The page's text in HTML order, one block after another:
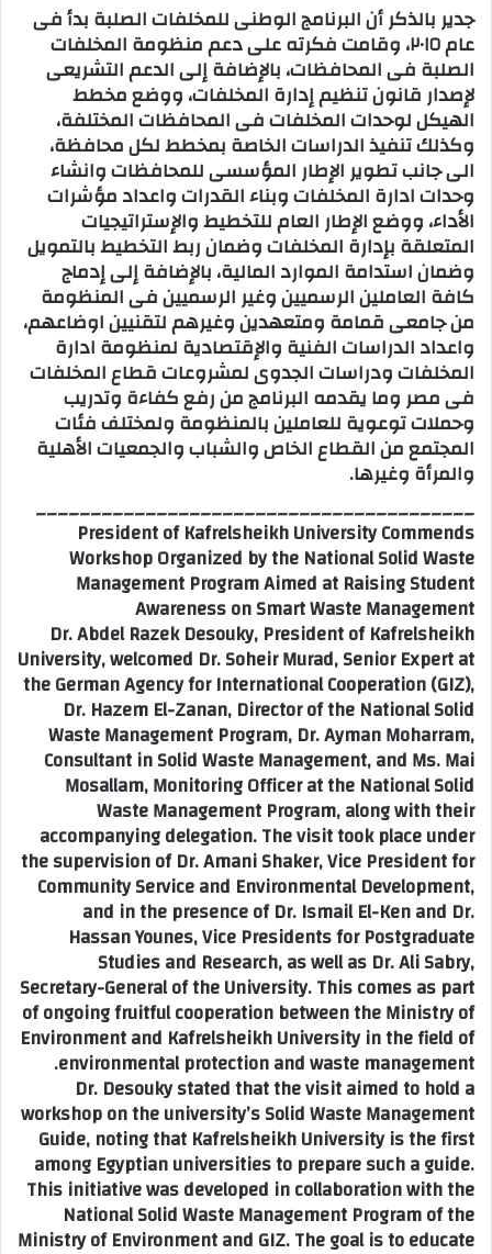
جدير بالذكر أن البرنامج الوطنى للمخلفات الصلبة بدأ فى
عام ٢٠١٥، وقامت فكرته على دعم منظومة المخلفات
الصلبة فى المحافظات، بالإضافة إلى الدعم التشريعى
لإصدار قانون تنظيم إدارة المخلفات، ووضع مخطط
الهيكل لوحدات المخلفات فى المحافظات المختلفة،
وكذلك تنفيذ الدراسات الخاصة بمخطط لكل محافظة،
الى جانب تطوير الإطار المؤسسى للمحافظات وانشاء
وحدات ادارة المخلفات وبناء القدرات واعداد مؤشرات
الأداء، ووضع الإطار العام للتخطيط والإستراتيجيات
المتعلقة بإدارة المخلفات وضمان ربط التخطيط بالتمويل
وضمان استدامة الموارد المالية، بالإضافة إلى إدماج
كافة العاملين الرسميين وغير الرسميين فى المنظومة
من جامعى قمامة ومتعهدين وغيرهم لتقنيين اوضاعهم،
واعداد الدراسات الفنية والإقتصادية لمنظومة ادارة
المخلفات ودراسات الجدوى لمشروعات قطاع المخلفات
فى مصر وما يقدمه البرنامج من رفع كفاءة وتدريب
وحملات توعوية للعاملين بالمنظومة ولمختلف فئات
المجتمع من القطاع الخاص والشباب والجمعيات الأهلية
والمرأة وغيرها.
________________________________________
President of Kafrelsheikh University Commends
Workshop Organized by the National Solid Waste
Management Program Aimed at Raising Student
Awareness on Smart Waste Management
Dr. Abdel Razek Desouky, President of Kafrelsheikh
University, welcomed Dr. Soheir Murad, Senior Expert at
the German Agency for International Cooperation (GIZ),
Dr. Hazem El-Zanan, Director of the National Solid
Waste Management Program, Dr. Ayman Moharram,
Consultant in Solid Waste Management, and Ms. Mai
Mosallam, Monitoring Officer at the National Solid
Waste Management Program, along with their
accompanying delegation. The visit took place under
the supervision of Dr. Amani Shaker, Vice President for
Community Service and Environmental Development,
and in the presence of Dr. Ismail El-Ken and Dr.
Hassan Younes, Vice Presidents for Postgraduate
Studies and Research, as well as Dr. Ali Sabry,
Secretary-General of the University. This comes as part
of ongoing fruitful cooperation between the Ministry of
Environment and Kafrelsheikh University in the field of
environmental protection and waste management.
Dr. Desouky stated that the visit aimed to hold a
workshop on the university’s Solid Waste Management
Guide, noting that Kafrelsheikh University is the first
among Egyptian universities to prepare such a guide.
This initiative was developed in collaboration with the
National Solid Waste Management Program of the
Ministry of Environment and GIZ. The goal is to educate